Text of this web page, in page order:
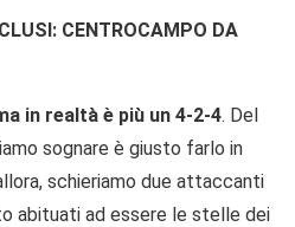
CENTROCAMPO DA
in realtà è più un 4-2-4. Del
sognare è giusto farlo in
schieriamo due attaccanti
abituati ad essere le stelle dei